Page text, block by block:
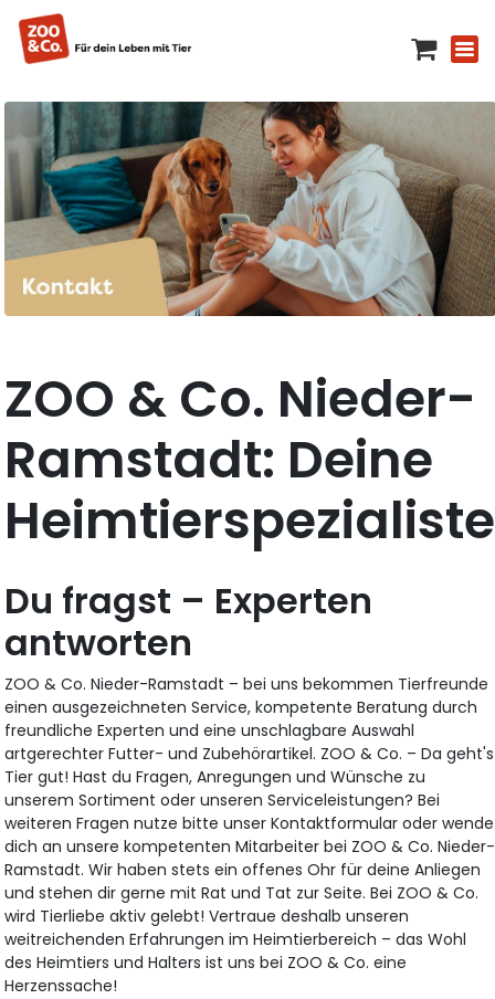
ZOO & Co. Nieder-
Ramstadt: Deine
Du fragst – Experten
antworten
ZOO & Co. Nieder-Ramstadt – bei uns bekommen Tierfreunde
einen ausgezeichneten Service, kompetente Beratung durch
freundliche Experten und eine unschlagbare Auswahl
artgerechter Futter- und Zubehörartikel. ZOO & Co. – Da geht's
Tier gut! Hast du Fragen, Anregungen und Wünsche zu
unserem Sortiment oder unseren Serviceleistungen? Bei
weiteren Fragen nutze bitte unser Kontaktformular oder wende
dich an unsere kompetenten Mitarbeiter bei ZOO & Co. Nieder-
Ramstadt. Wir haben stets ein offenes Ohr für deine Anliegen
und stehen dir gerne mit Rat und Tat zur Seite. Bei ZOO & Co.
wird Tierliebe aktiv gelebt! Vertraue deshalb unseren
weitreichenden Erfahrungen im Heimtierbereich – das Wohl
des Heimtiers und Halters ist uns bei ZOO & Co. eine
Herzenssache!